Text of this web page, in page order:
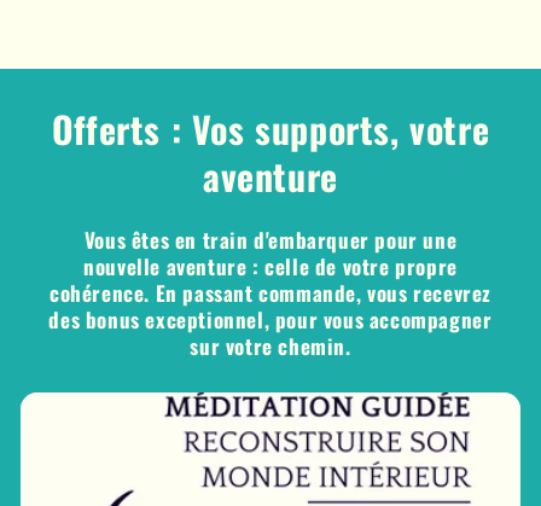
Offerts : Vos supports, votre
aventure
Vous êtes en train d'embarquer pour une
nouvelle aventure : celle de votre propre
cohérence. En passant commande, vous recevrez
des bonus exceptionnel, pour vous accompagner
sur votre chemin.